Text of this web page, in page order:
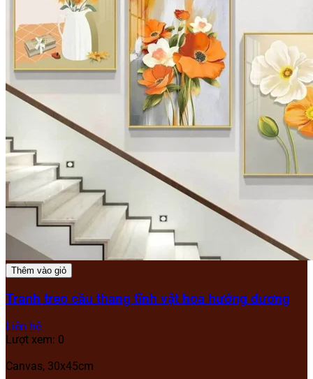
Thêm vào giỏ
Tranh treo cầu thang tĩnh vật hoa hướng dương
Liên hệ
Lượt xem: 0
Canvas, 30x45cm